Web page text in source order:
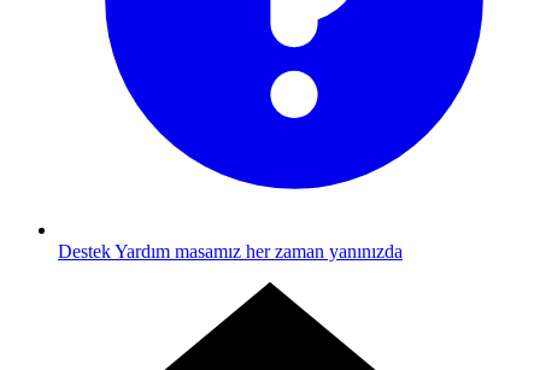
DestekYardım masamız her zaman yanınızda